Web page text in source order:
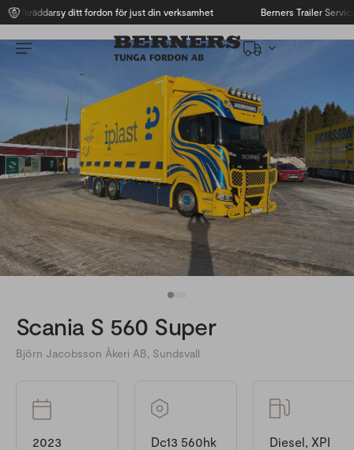
Skräddarsy ditt fordon för just din verksamhet Berners Trailer Service
Scania S 560 Super
Björn Jacobsson Åkeri AB, Sundsvall
2023 Dc13 560hk Diesel, XPI